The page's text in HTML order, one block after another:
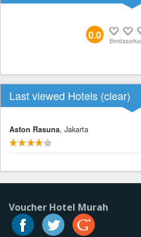
0.0
Last viewed Hotels (clear)
Aston Rasuna, Jakarta
Voucher Hotel Murah